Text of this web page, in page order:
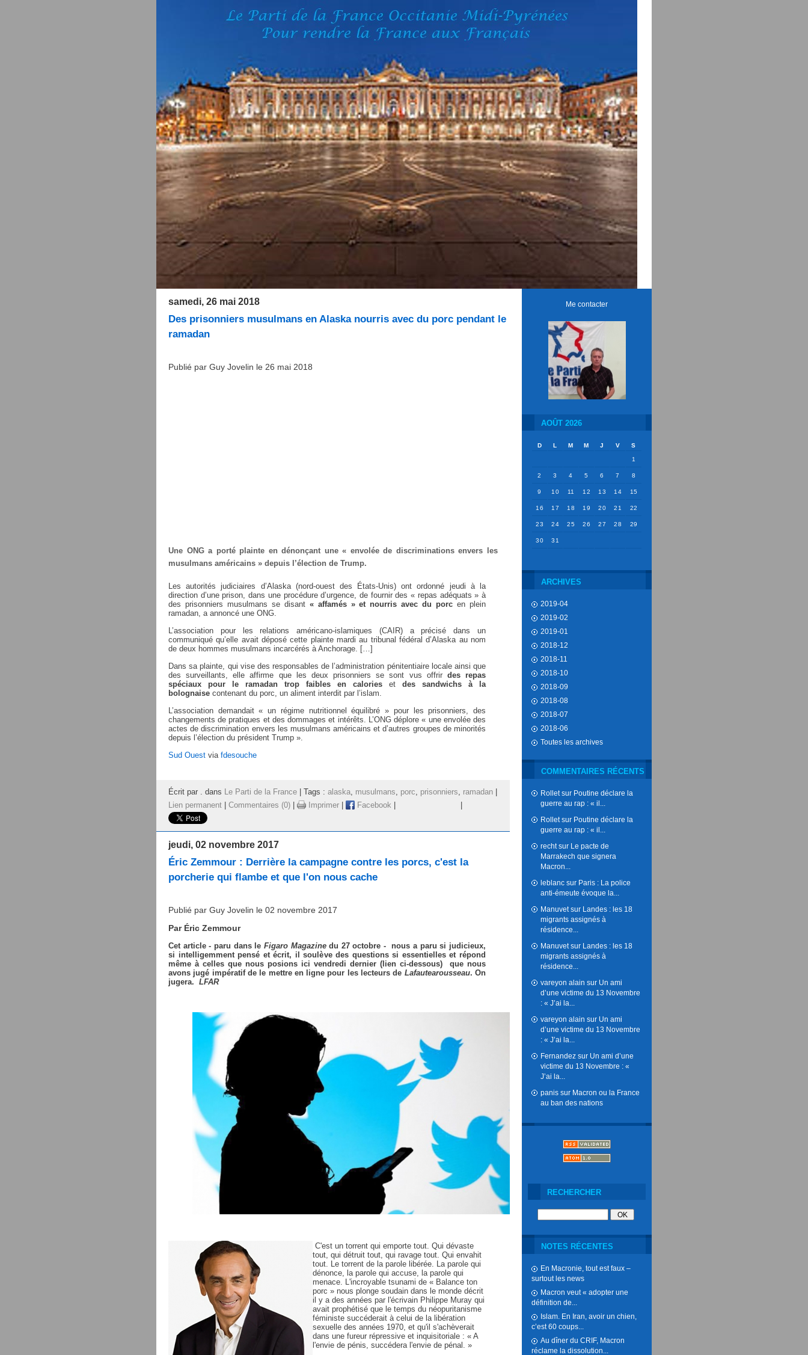
Me contacter
AOÛT 2026
D L M M J V S
1
2 3 4 5 6 7 8
9 10 11 12 13 14 15
16 17 18 19 20 21 22
23 24 25 26 27 28 29
30 31
ARCHIVES
2019-04
2019-02
2019-01
2018-12
2018-11
2018-10
2018-09
2018-08
2018-07
2018-06
Toutes les archives
COMMENTAIRES RÉCENTS
Rolletsur Poutine déclare la
guerre au rap : « il...
Rolletsur Poutine déclare la
guerre au rap : « il...
rechtsur Le pacte de
Marrakech que signera
Macron...
leblanc sur Paris : La police
anti-émeute évoque la...
Manuvetsur Landes : les 18
migrants assignés à
résidence...
Manuvetsur Landes : les 18
migrants assignés à
résidence...
vareyon alain sur Un ami
d’une victime du 13 Novembre
: « J’ai la...
vareyon alain sur Un ami
d’une victime du 13 Novembre
: « J’ai la...
Fernandez sur Un ami d’une
victime du 13 Novembre : «
J’ai la...
panis sur Macron ou la France
au ban des nations
RECHERCHER
NOTES RÉCENTES
En Macronie, tout est faux –
surtout les news
Macron veut « adopter une
définition de...
Islam. En Iran, avoir un chien,
c’est 60 coups...
Au dîner du CRIF, Macron
réclame la dissolution...
samedi, 26 mai 2018
Des prisonniers musulmans en Alaska nourris avec du porc pendant le
ramadan
Publié par Guy Jovelin le 26 mai 2018
Une ONG a porté plainte en dénonçant une « envolée de discriminations envers les
musulmans américains » depuis l’élection de Trump.
Les autorités judiciaires d’Alaska (nord-ouest des États-Unis) ont ordonné jeudi à la
direction d’une prison, dans une procédure d’urgence, de fournir des « repas adéquats » à
des prisonniers musulmans se disant « affamés » et nourris avec du porc en plein
ramadan, a annoncé une ONG.
L’association pour les relations américano-islamiques (CAIR) a précisé dans un
communiqué qu’elle avait déposé cette plainte mardi au tribunal fédéral d’Alaska au nom
de deux hommes musulmans incarcérés à Anchorage. […]
Dans sa plainte, qui vise des responsables de l’administration pénitentiaire locale ainsi que
des surveillants, elle affirme que les deux prisonniers se sont vus offrirdes repas
spéciaux pour le ramadan trop faibles en calories et des sandwichs à la
bolognaise contenant du porc, un aliment interdit par l’islam.
L’association demandait « un régime nutritionnel équilibré » pour les prisonniers, des
changements de pratiques et des dommages et intérêts. L’ONG déplore « une envolée des
actes de discrimination envers les musulmans américains et d’autres groupes de minorités
depuis l’élection du président Trump ».
Sud Ouest via fdesouche
Écrit par . dans Le Parti de la France | Tags : alaska, musulmans, porc, prisonniers, ramadan
Lien permanent
Commentaires (0) Imprimer Facebook
jeudi, 02 novembre 2017
Éric Zemmour : Derrière la campagne contre les porcs, c'est la
porcherie qui flambe et que l'on nous cache
Publié par Guy Jovelin le 02 novembre 2017
Par Éric Zemmour
Cet article - paru dans le Figaro Magazinedu 27 octobre - nous a paru si judicieux,
si intelligemment pensé et écrit, il soulève des questions si essentielles et répond
même à celles que nous posions ici vendredi dernier (lien ci-dessous) que nous
avons jugé impératif de le mettre en ligne pour les lecteurs de Lafautearousseau. On
jugera. LFAR
C'est un torrent qui emporte tout. Qui dévaste
tout, qui détruit tout, qui ravage tout. Qui envahit
tout. Le torrent de la parole libérée. La parole qui
dénonce, la parole qui accuse, la parole qui
menace. L'incroyable tsunami de « Balance ton
porc » nous plonge soudain dans le monde décrit
il y a des années par l'écrivain Philippe Muray qui
avait prophétisé que le temps du néopuritanisme
féministe succéderait à celui de la libération
sexuelle des années 1970, et qu'il s'achèverait
dans une fureur répressive et inquisitoriale : « A
l'envie de pénis, succédera l'envie de pénal. »